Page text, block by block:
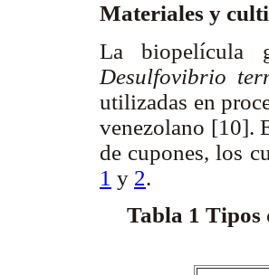
Materiales y
La biopelícula
Desulfovibrio
utilizadas en
venezolano [10].
de cupones, los
1 y 2.
Tabla 1 Tipos